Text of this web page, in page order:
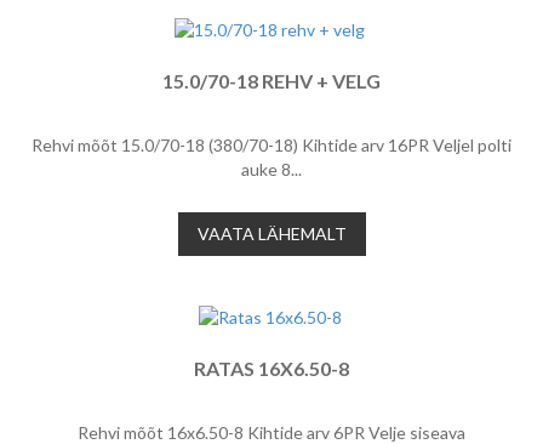
15.0/70-18 REHV + VELG
Rehvi mõõt 15.0/70-18 (380/70-18) Kihtide arv 16PR Veljel polti
auke 8...
VAATA LÄHEMALT
RATAS 16X6.50-8
Rehvi mõõt 16x6.50-8 Kihtide arv 6PR Velje siseava